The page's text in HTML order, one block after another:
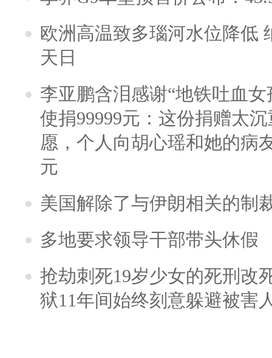
欧洲高温致多瑙河水位降低
天日
李亚鹏含泪感谢“地铁吐血
使捐99999元：这份捐赠太
愿，个人向胡心瑶和她的病
元
美国解除了与伊朗相关的制
多地要求领导干部带头休假
抢劫刺死19岁少女的死刑改
狱11年间始终刻意躲避被害